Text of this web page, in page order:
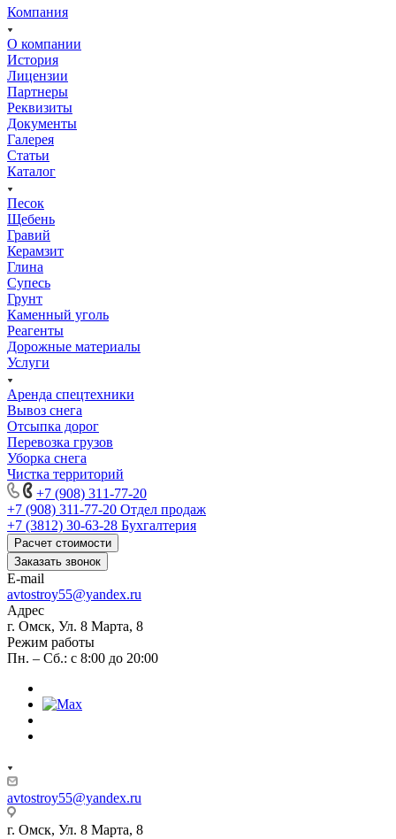
Компания
О компании
История
Лицензии
Партнеры
Реквизиты
Документы
Галерея
Статьи
Каталог
Песок
Щебень
Гравий
Керамзит
Глина
Супесь
Грунт
Каменный уголь
Реагенты
Дорожные материалы
Услуги
Аренда спецтехники
Вывоз снега
Отсыпка дорог
Перевозка грузов
Уборка снега
Чистка территорий
+7 (908) 311-77-20
+7 (908) 311-77-20 Отдел продаж
+7 (3812) 30-63-28 Бухгалтерия
Расчет стоимости
Заказать звонок
E-mail
avtostroy55@yandex.ru
Адрес
г. Омск, Ул. 8 Марта, 8
Режим работы
Пн. – Сб.: с 8:00 до 20:00
avtostroy55@yandex.ru
г. Омск, Ул. 8 Марта, 8